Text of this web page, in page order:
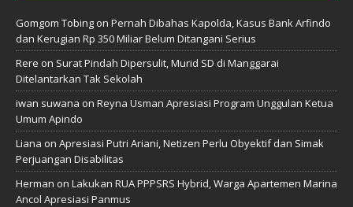
Gomgom Tobing on Pernah Dibahas Kapolda, Kasus Bank Arfindo
dan Kerugian Rp 350 Miliar Belum Ditangani Serius
Rere on Surat Pindah Dipersulit, Murid SD di Manggarai
Ditelantarkan Tak Sekolah
iwan suwana on Reyna Usman Apresiasi Program Unggulan Ketua
Umum Apindo
Liana on Apresiasi Putri Ariani, Netizen Perlu Obyektif dan Simak
Perjuangan Disabilitas
Herman on Lakukan RUA PPPSRS Hybrid, Warga Apartemen Marina
Ancol Apresiasi Panmus